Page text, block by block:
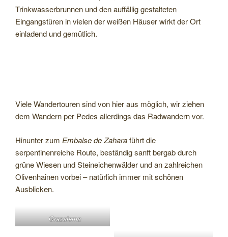
Trinkwasserbrunnen und den auffällig gestalteten
Eingangstüren in vielen der weißen Häuser wirkt der Ort
einladend und gemütlich.
Viele Wandertouren sind von hier aus möglich, wir ziehen
dem Wandern per Pedes allerdings das Radwandern vor.
Hinunter zum Embalse de Zaharaführt die
serpentinenreiche Route, beständig sanft bergab durch
grüne Wiesen und Steineichenwälder und an zahlreichen
Olivenhainen vorbei – natürlich immer mit schönen
Ausblicken.
Grazalema